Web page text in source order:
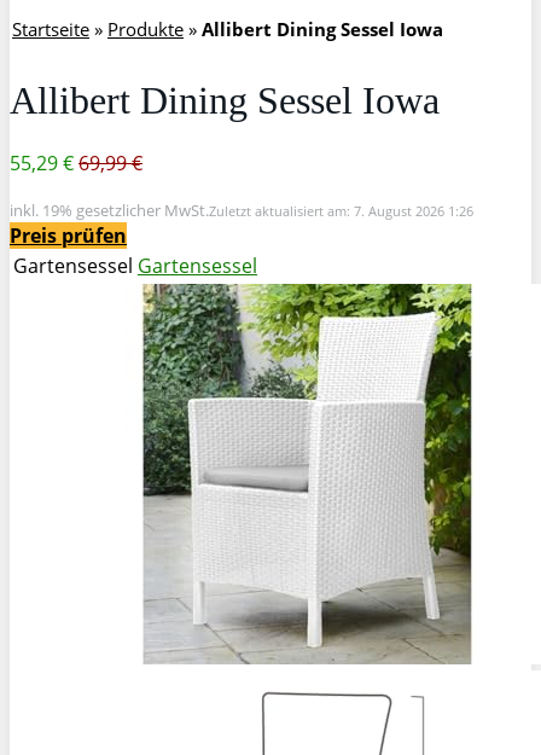
Startseite » Produkte » Allibert Dining Sessel Iowa
Allibert Dining Sessel Iowa
55,29 €69,99 €
inkl. 19% gesetzlicher MwSt.Zuletzt aktualisiert am: 7. August 2026 1:26
Preis prüfen
Gartensessel Gartensessel